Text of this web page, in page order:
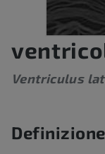
Ventriculus
Definizione